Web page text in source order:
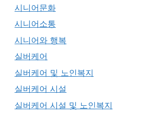
시니어문화
시니어소통
시니어와 행복
실버케어
실버케어 및 노인복지
실버케어 시설
실버케어 시설 및 노인복지